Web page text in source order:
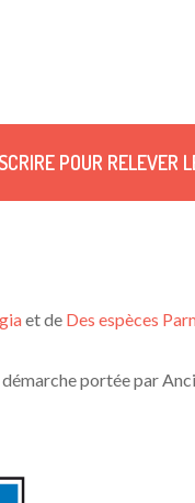
POUR RELEVER
et de Des espèces
démarche portée par